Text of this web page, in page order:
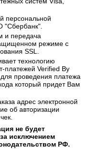
электронной почте
платежный шлюз ПАО
способом.
картам любого банка
комиссий и в строгом
систем Visa,
персональной
"Сбербанк".
и передача
режиме с
SSL.
технологию
платежей Verified By
проведения платежа
который придет Вам